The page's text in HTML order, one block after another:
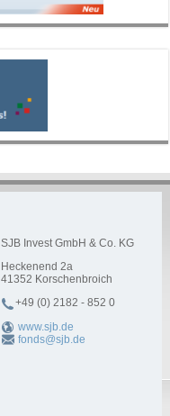
SJB Invest GmbH & Co. KG
Heckenend 2a
41352 Korschenbroich
+49 (0) 2182 - 852 0
www.sjb.de
fonds@sjb.de